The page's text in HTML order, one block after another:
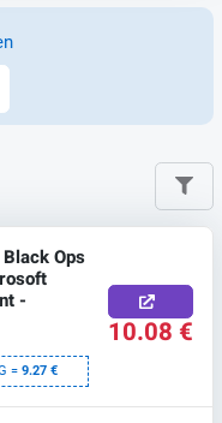
Ops
-
=9.27 €
10.08 €